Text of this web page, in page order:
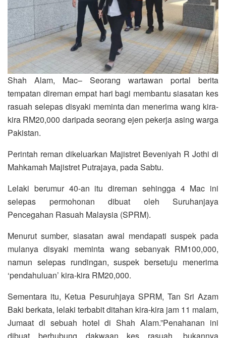
Shah Alam, Mac– Seorang wartawan portal berita
tempatan direman empat hari bagi membantu siasatan kes
rasuah selepas disyaki meminta dan menerima wang kira-
kira RM20,000 daripada seorang ejen pekerja asing warga
Pakistan.
Perintah reman dikeluarkan Majistret Beveniyah R Jothi di
Mahkamah Majistret Putrajaya, pada Sabtu.
Lelaki berumur 40-an itu direman sehingga 4 Mac ini
selepas permohonan dibuat oleh Suruhanjaya
Pencegahan Rasuah Malaysia (SPRM).
Menurut sumber, siasatan awal mendapati suspek pada
mulanya disyaki meminta wang sebanyak RM100,000,
namun selepas rundingan, suspek bersetuju menerima
‘pendahuluan’ kira-kira RM20,000.
Sementara itu, Ketua Pesuruhjaya SPRM, Tan Sri Azam
Baki berkata, lelaki terbabit ditahan kira-kira jam 11 malam,
Jumaat di sebuah hotel di Shah Alam.”Penahanan ini
dibuat berhubung dakwaan kes rasuah, bukannya